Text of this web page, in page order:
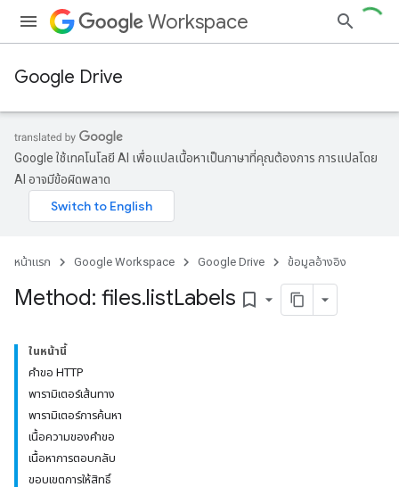
Workspace
Google Drive
Google ใช้เทคโนโลยี AI เพื่อแปลเนื้อหาเป็นภาษาที่คุณต้องการ การแปลโดย
AI อาจมีข้อผิดพลาด
หน้าแรก Google Workspace Google Drive ข้อมูลอ้างอิง
Method: files.listLabels bookmark_border
ในหน้านี้
คำขอ HTTP
พารามิเตอร์เส้นทาง
พารามิเตอร์การค้นหา
เนื้อความของคำขอ
เนื้อหาการตอบกลับ
ขอบเขตการให้สิทธิ์